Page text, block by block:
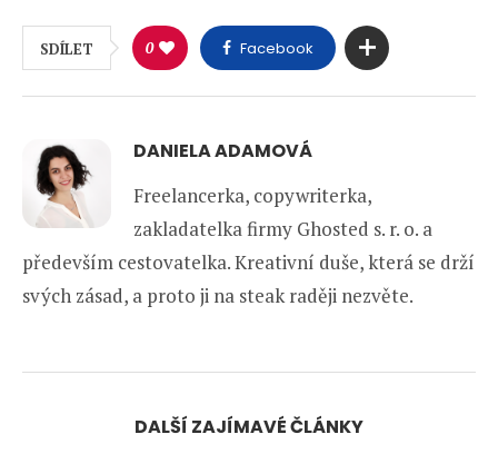
SDÍLET 0 Facebook
DANIELA ADAMOVÁ
Freelancerka, copywriterka,
zakladatelka firmy Ghosted s. r. o. a
především cestovatelka. Kreativní duše, která se drží
svých zásad, a proto ji na steak raději nezvěte.
DALŠÍ ZAJÍMAVÉ ČLÁNKY